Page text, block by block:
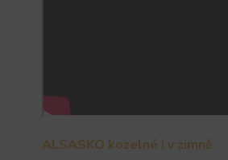
ALSASKO kozelné i v zimně